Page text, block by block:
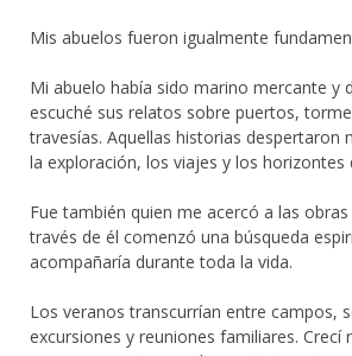
Mis abuelos fueron igualmente
Mi abuelo había sido marino mercante y
escuché sus relatos sobre puertos,
travesías. Aquellas historias despertaron
la exploración, los viajes y los horizontes
Fue también quien me acercó a las obras
través de él comenzó una búsqueda
acompañaría durante toda la vida.
Los veranos transcurrían entre campos,
excursiones y reuniones familiares. Crecí